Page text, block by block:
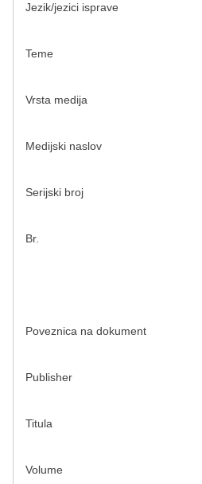
Jezik/jezici isprave
Teme
Vrsta medija
Medijski naslov
Serijski broj
Br.
Poveznica na dokument
Publisher
Titula
Volume